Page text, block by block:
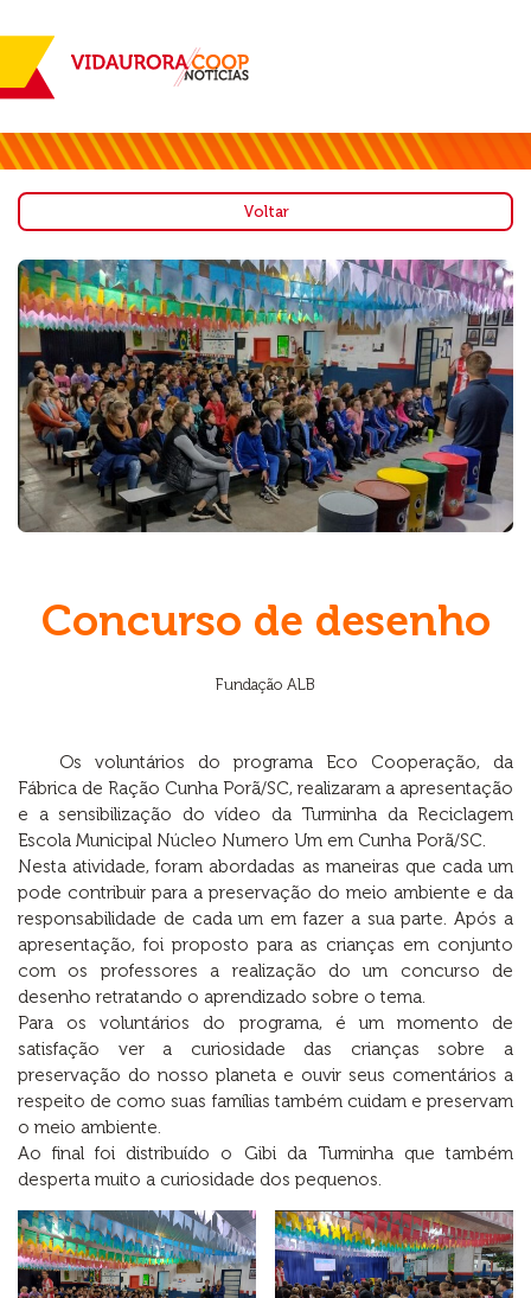
Voltar
Concurso de desenho
Fundação ALB
Os voluntários do programa Eco Cooperação, da
Fábrica de Ração Cunha Porã/SC, realizaram a apresentação
e a sensibilização do vídeo da Turminha da Reciclagem
Escola Municipal Núcleo Numero Um em Cunha Porã/SC.
Nesta atividade, foram abordadas as maneiras que cada um
pode contribuir para a preservação do meio ambiente e da
responsabilidade de cada um em fazer a sua parte. Após a
apresentação, foi proposto para as crianças em conjunto
com os professores a realização do um concurso de
desenho retratando o aprendizado sobre o tema.
Para os voluntários do programa, é um momento de
satisfação ver a curiosidade das crianças sobre a
preservação do nosso planeta e ouvir seus comentários a
respeito de como suas famílias também cuidam e preservam
o meio ambiente.
Ao final foi distribuído o Gibi da Turminha que também
desperta muito a curiosidade dos pequenos.